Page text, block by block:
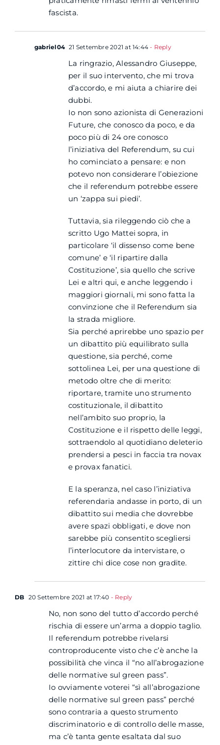
fascista.
gabriel04 21 Settembre 2021 at 14:44 - Reply
La ringrazio, Alessandro Giuseppe,
per il suo intervento, che mi trova
d’accordo, e mi aiuta a chiarire dei
dubbi.
Io non sono azionista di Generazioni
Future, che conosco da poco, e da
poco più di 24 ore conosco
l’iniziativa del Referendum, su cui
ho cominciato a pensare: e non
potevo non considerare l’obiezione
che il referendum potrebbe essere
un ‘zappa sui piedi’.
Tuttavia, sia rileggendo ciò che a
scritto Ugo Mattei sopra, in
particolare ‘il dissenso come bene
comune’ e ‘il ripartire dalla
Costituzione’, sia quello che scrive
Lei e altri qui, e anche leggendo i
maggiori giornali, mi sono fatta la
convinzione che il Referendum sia
la strada migliore.
Sia perché aprirebbe uno spazio per
un dibattito più equilibrato sulla
questione, sia perché, come
sottolinea Lei, per una questione di
metodo oltre che di merito:
riportare, tramite uno strumento
costituzionale, il dibattito
nell’ambito suo proprio, la
Costituzione e il rispetto delle leggi,
sottraendolo al quotidiano deleterio
prendersi a pesci in faccia tra novax
e provax fanatici.
E la speranza, nel caso l’iniziativa
referendaria andasse in porto, di un
dibattito sui media che dovrebbe
avere spazi obbligati, e dove non
sarebbe più consentito scegliersi
l’interlocutore da intervistare, o
zittire chi dice cose non gradite.
DB 20 Settembre 2021 at 17:40 - Reply
No, non sono del tutto d’accordo perché
rischia di essere un’arma a doppio taglio.
Il referendum potrebbe rivelarsi
controproducente visto che c’è anche la
possibilità che vinca il “no all’abrogazione
delle normative sul green pass”.
Io ovviamente voterei “sì all’abrogazione
delle normative sul green pass” perché
sono contraria a questo strumento
discriminatorio e di controllo delle masse,
ma c’è tanta gente esaltata dal suo